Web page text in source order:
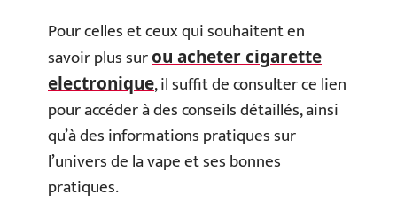
Pour celles et ceux qui souhaitent en
savoir plus surou acheter cigarette
electronique, il suffit de consulter ce lien
pour accéder à des conseils détaillés, ainsi
qu’à des informations pratiques sur
l’univers de la vape et ses bonnes
pratiques.